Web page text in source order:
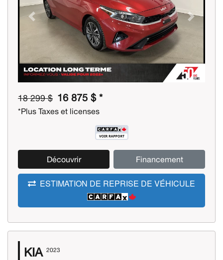
Previous Next
18 299 $ 16 875 $ *
*Plus Taxes et licenses
Découvrir Financement
ESTIMATION DE REPRISE DE VÉHICULE
KIA 2023